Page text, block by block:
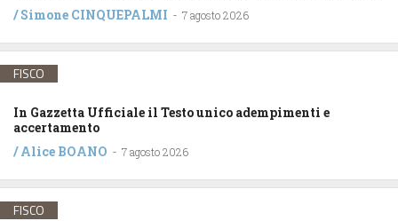
/Simone CINQUEPALMI - 7 agosto 2026
FISCO
In Gazzetta Ufficiale il Testo unico adempimenti e
accertamento
/Alice BOANO - 7 agosto 2026
FISCO